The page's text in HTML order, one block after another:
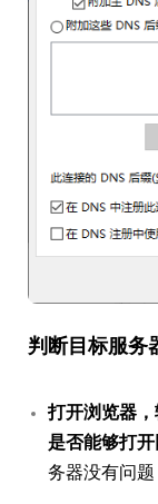
判断目标服务
打开浏览器
是否能够打
务器没有问题